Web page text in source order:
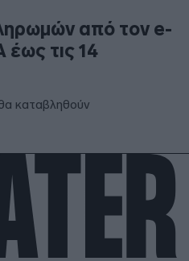
από τον e-
τις 14
καταβληθούν